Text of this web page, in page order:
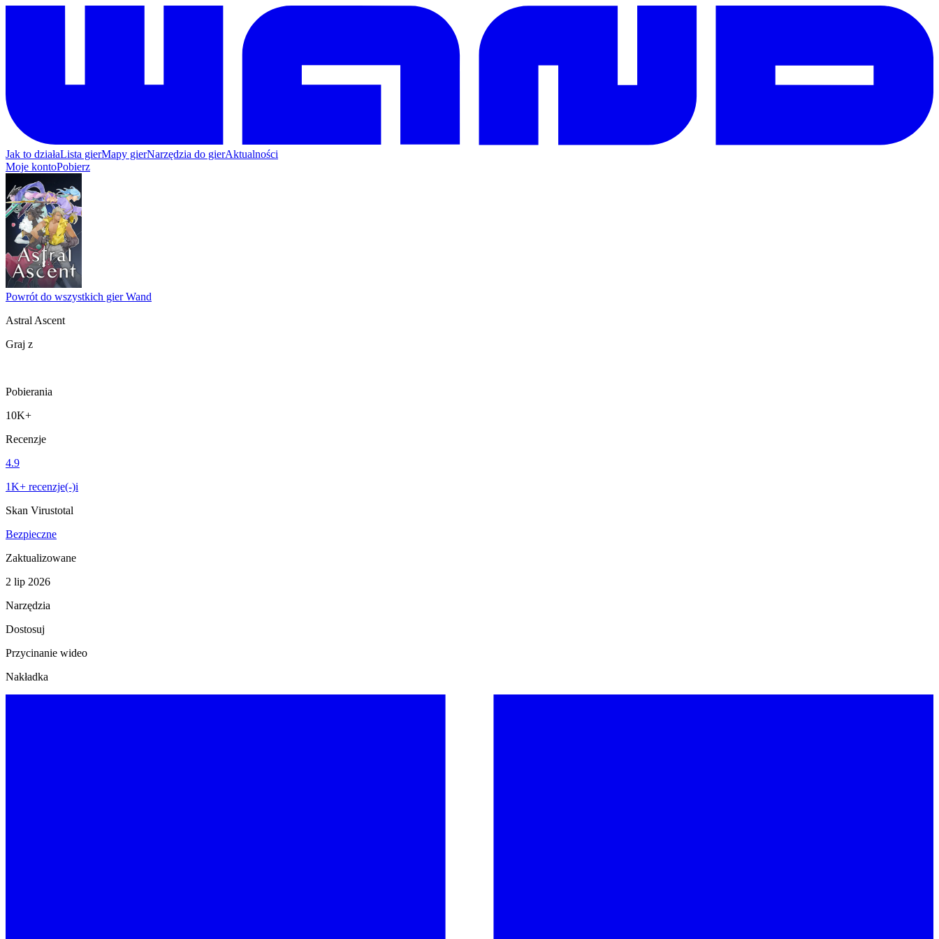
Jak to działaLista gierMapy gierNarzędzia do gierAktualności
Moje kontoPobierz
Powrót do wszystkich gier Wand
Astral Ascent
Graj z
Pobierania
10K+
Recenzje
4.9
1K+ recenzje(-)i
Skan Virustotal
Bezpieczne
Zaktualizowane
2 lip 2026
Narzędzia
Dostosuj
Przycinanie wideo
Nakładka